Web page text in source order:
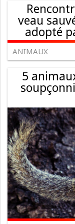
veau
adopté
ANIMAUX
5